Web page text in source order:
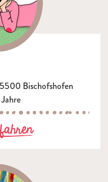
Bischofshofen
zu ASO